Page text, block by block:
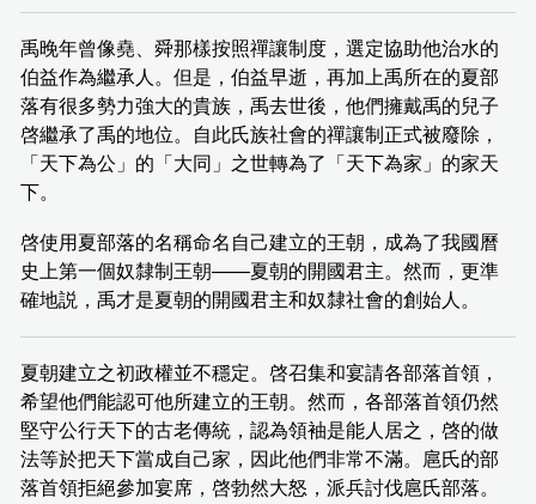
禹晚年曾像堯、舜那樣按照禪讓制度，選定協助他治水的
伯益作為繼承人。但是，伯益早逝，再加上禹所在的夏部
落有很多勢力強大的貴族，禹去世後，他們擁戴禹的兒子
啓繼承了禹的地位。自此氏族社會的禪讓制正式被廢除，
「天下為公」的「大同」之世轉為了「天下為家」的家天
下。
啓使用夏部落的名稱命名自己建立的王朝，成為了我國曆
史上第一個奴隸制王朝——夏朝的開國君主。然而，更準
確地説，禹才是夏朝的開國君主和奴隸社會的創始人。
夏朝建立之初政權並不穩定。啓召集和宴請各部落首領，
希望他們能認可他所建立的王朝。然而，各部落首領仍然
堅守公行天下的古老傳統，認為領袖是能人居之，啓的做
法等於把天下當成自己家，因此他們非常不滿。扈氏的部
落首領拒絕參加宴席，啓勃然大怒，派兵討伐扈氏部落。